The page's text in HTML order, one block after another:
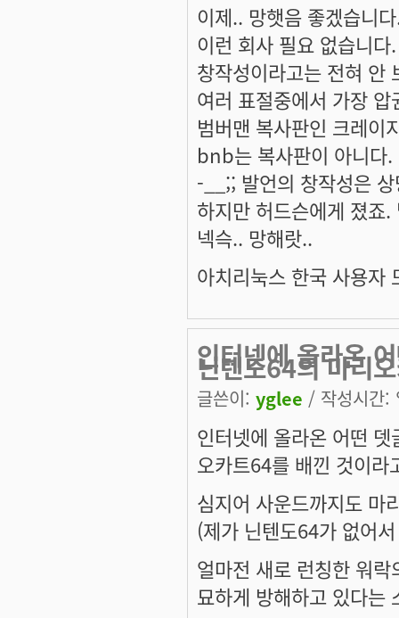
이제.. 망햇음 좋겠습니
이런 회사 필요 없습니다.
창작성이라고는 전혀 안
여러 표절중에서 가장 압
범버맨 복사판인 크레이
bnb는 복사판이 아니다.
-__;; 발언의 창작성은
하지만 허드슨에게 졌죠
넥슥.. 망해랏..
아치리눅스 한국 사용자
인터넷에 올라온
닌텐도64의 마리
글쓴이: yglee / 작성시간
인터넷에 올라온 어떤
오카트64를 배낀 것이라
심지어 사운드까지도 마
(제가 닌텐도64가 없어
얼마전 새로 런칭한 워
묘하게 방해하고 있다는